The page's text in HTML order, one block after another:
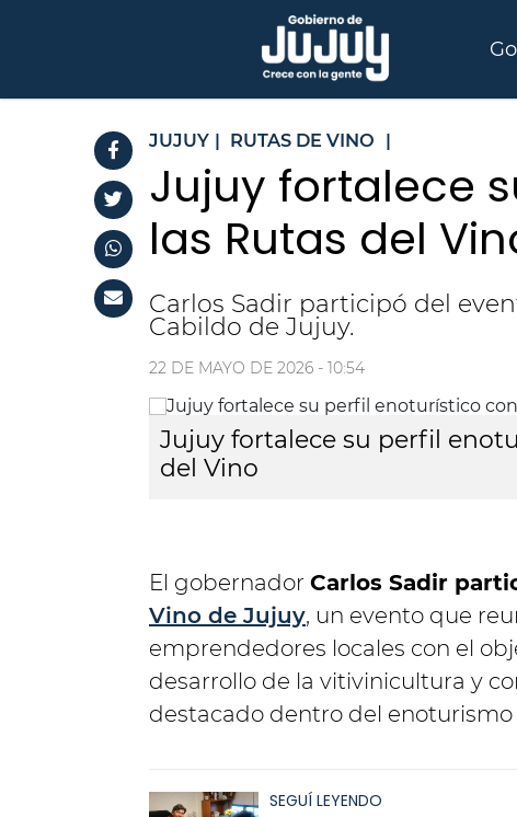
JUJUY | RUTAS DE VINO |
Jujuy fortalece
las Rutas del
Carlos Sadir participó del
Cabildo de Jujuy.
22 DE MAYO DE 2026 - 10:54
Jujuy fortalece su perfil
del Vino
El gobernador Carlos Sadir
Vino de Jujuy, un evento que
emprendedores locales con el
desarrollo de la vitivinicultura y
destacado dentro del enoturismo
SEGUÍ LEYENDO